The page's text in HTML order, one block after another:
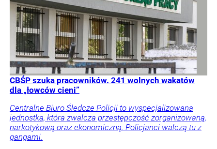
CBŚP szuka pracowników. 241 wolnych wakatów
dla „łowców cieni”
Centralne Biuro Śledcze Policji to wyspecjalizowana
jednostka, która zwalcza przestępczość zorganizowaną,
narkotykową oraz ekonomiczną. Policjanci walczą tu z
gangami.